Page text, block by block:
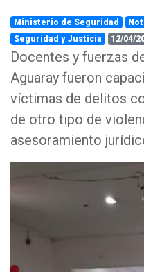
Ministerio de Seguridad
Seguridad y Justicia
12/04/
Docentes y fuerzas
Aguaray fueron
víctimas de delitos
de otro tipo de
asesoramiento